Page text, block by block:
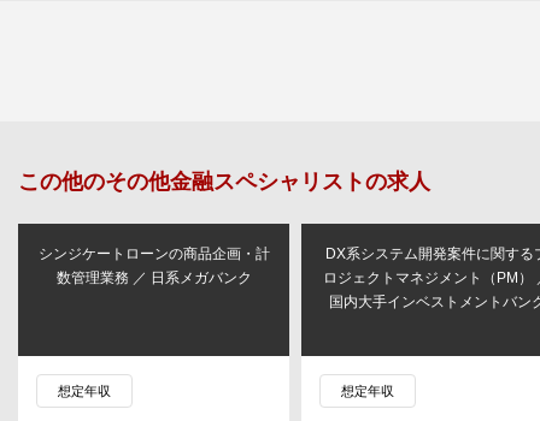
この他のその他金融スペシャリストの求人
シンジケートローンの商品企画・計
数管理業務 ／ 日系メガバンク
想定年収
DX系システム開発案件に関する
ロジェクトマネジメント（PM）
国内大手インベストメントバン
想定年収